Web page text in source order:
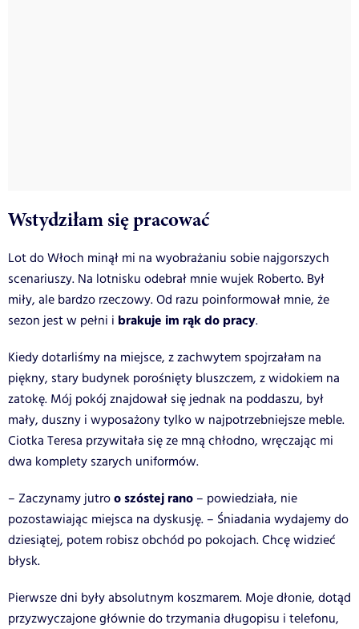
Wstydziłam się pracować
Lot do Włoch minął mi na wyobrażaniu sobie najgorszych
scenariuszy. Na lotnisku odebrał mnie wujek Roberto. Był
miły, ale bardzo rzeczowy. Od razu poinformował mnie, że
sezon jest w pełni i brakuje im rąk do pracy.
Kiedy dotarliśmy na miejsce, z zachwytem spojrzałam na
piękny, stary budynek porośnięty bluszczem, z widokiem na
zatokę. Mój pokój znajdował się jednak na poddaszu, był
mały, duszny i wyposażony tylko w najpotrzebniejsze meble.
Ciotka Teresa przywitała się ze mną chłodno, wręczając mi
dwa komplety szarych uniformów.
– Zaczynamy jutroo szóstej rano – powiedziała, nie
pozostawiając miejsca na dyskusję. – Śniadania wydajemy do
dziesiątej, potem robisz obchód po pokojach. Chcę widzieć
błysk.
Pierwsze dni były absolutnym koszmarem. Moje dłonie, dotąd
przyzwyczajone głównie do trzymania długopisu i telefonu,